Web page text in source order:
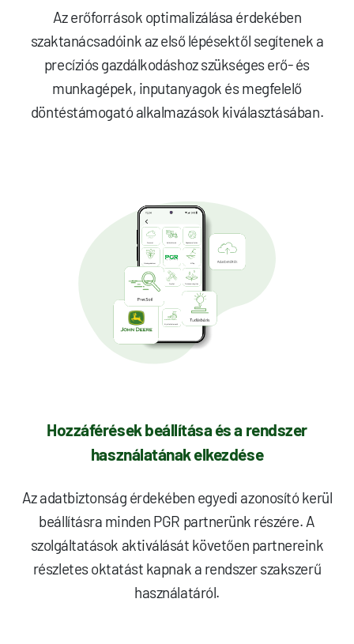
Az erőforrások optimalizálása érdekében
szaktanácsadóink az első lépésektől segítenek a
precíziós gazdálkodáshoz szükséges erő- és
munkagépek, inputanyagok és megfelelő
döntéstámogató alkalmazások kiválasztásában.
Hozzáférések beállítása és a rendszer
használatának elkezdése
Az adatbiztonság érdekében egyedi azonosító kerül
beállításra minden PGR partnerünk részére. A
szolgáltatások aktiválását követően partnereink
részletes oktatást kapnak a rendszer szakszerű
használatáról.